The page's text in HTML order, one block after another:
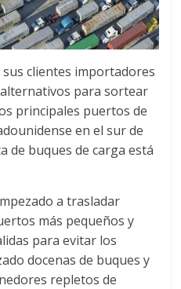
clientes importadores
para sortear
principales puertos de
en el sur de
de buques de carga está
a trasladar
más pequeños y
para evitar los
docenas de buques y
repletos de